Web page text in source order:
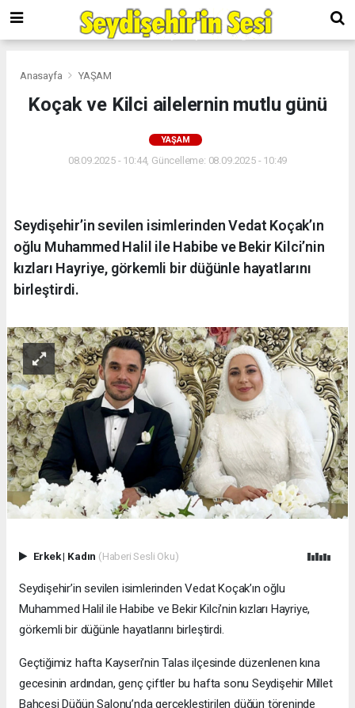
Anasayfa YAŞAM
Koçak ve Kilci ailelernin mutlu günü
YAŞAM
08.09.2025 - 10:44, Güncelleme: 08.09.2025 - 10:49
Seydişehir’in sevilen isimlerinden Vedat Koçak’ın
oğlu Muhammed Halil ile Habibe ve Bekir Kilci’nin
kızları Hayriye, görkemli bir düğünle hayatlarını
birleştirdi.
Erkek| Kadın (Haberi Sesli Oku)
Seydişehir’in sevilen isimlerinden Vedat Koçak’ın oğlu
Muhammed Halil ile Habibe ve Bekir Kilci’nin kızları Hayriye,
görkemli bir düğünle hayatlarını birleştirdi.
Geçtiğimiz hafta Kayseri’nin Talas ilçesinde düzenlenen kına
gecesinin ardından, genç çiftler bu hafta sonu Seydişehir Millet
Bahçesi Düğün Salonu’nda gerçekleştirilen düğün töreninde